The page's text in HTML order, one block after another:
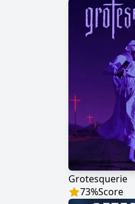
Grotesquerie
73%Score